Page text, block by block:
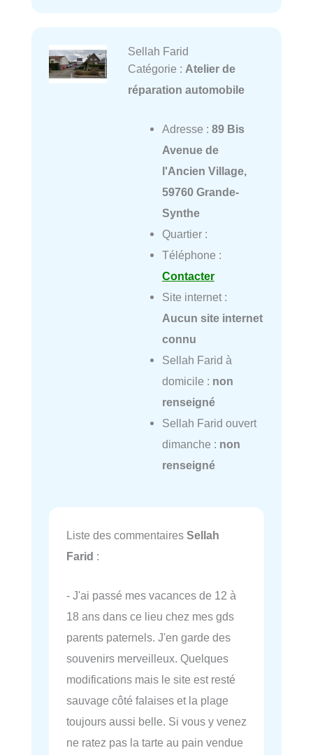
Sellah Farid
Catégorie : Atelier de
réparation automobile
Adresse : 89 Bis
Avenue de
l'Ancien Village,
59760 Grande-
Synthe
Quartier :
Téléphone :
Contacter
Site internet :
Aucun site internet
connu
Sellah Farid à
domicile : non
renseigné
Sellah Farid ouvert
dimanche : non
renseigné
Liste des commentaires Sellah
Farid :
- J'ai passé mes vacances de 12 à
18 ans dans ce lieu chez mes gds
parents paternels. J'en garde des
souvenirs merveilleux. Quelques
modifications mais le site est resté
sauvage côté falaises et la plage
toujours aussi belle. Si vous y venez
ne ratez pas la tarte au pain vendue